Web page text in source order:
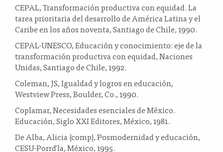
CEPAL, Transformación productiva con equidad. La
tarea prioritaria del desarrollo de América Latina y el
Caribe en los años noventa, Santiago de Chile, 1990.
CEPAL-UNESCO, Educación y conocimiento: eje de la
transformación productiva con equidad, Naciones
Unidas, Santiago de Chile, 1992.
Coleman, JS, Igualdad y logros en educación,
Westview Press, Boulder, Co., 1990.
Coplamar, Necesidades esenciales de México.
Educación, Siglo XXI Editores, México, 1981.
De Alba, Alicia (comp), Posmodernidad y educación,
CESU-Porrd'la, México, 1995.